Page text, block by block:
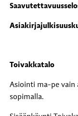
Toivakkatalo
Asiointi ma-pe vain
sopimalla.